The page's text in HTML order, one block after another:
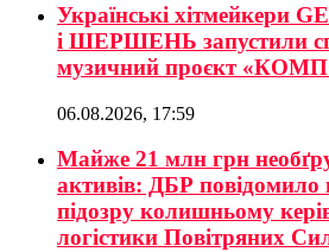
Українські хітмейкери
і ШЕРШЕНЬ запустили
музичний проєкт
06.08.2026, 17:59
Майже 21 млн грн
активів: ДБР повідомило
підозру колишньому
логістики Повітряних